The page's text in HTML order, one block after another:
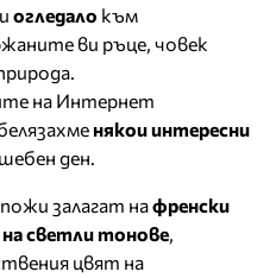
огледало към
ви ръце, човек
на Интернет
някои интересни
ден.
залагат нафренски
светли тонове,
цвят на